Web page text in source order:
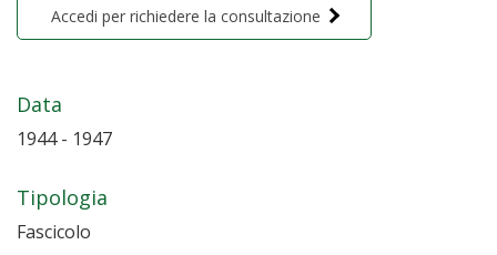
Accedi per richiedere la consultazione
Data
1944 - 1947
Tipologia
Fascicolo